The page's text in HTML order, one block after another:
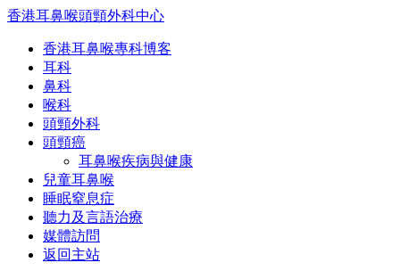
香港耳鼻喉頭頸外科中心
香港耳鼻喉專科博客
耳科
鼻科
喉科
頭頸外科
頭頸癌
耳鼻喉疾病與健康
兒童耳鼻喉
睡眠窒息症
聽力及言語治療
媒體訪問
返回主站